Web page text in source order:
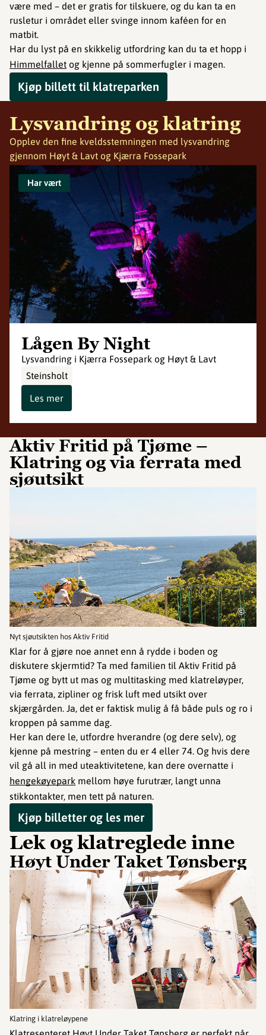
være med – det er gratis for tilskuere, og du kan ta en
rusletur i området eller svinge innom kaféen for en
matbit.
Har du lyst på en skikkelig utfordring kan du ta et hopp i
Himmelfallet og kjenne på sommerfugler i magen.
Kjøp billett til klatreparken
Lysvandring og klatring
Opplev den fine kveldsstemningen med lysvandring
gjennom Høyt & Lavt og Kjærra Fossepark
Har vært
Lågen By Night
Lysvandring i Kjærra Fossepark og Høyt & Lavt
Steinsholt
Les mer
Aktiv Fritid på Tjøme –
Klatring og via ferrata med
sjøutsikt
©
Nyt sjøutsikten hos Aktiv Fritid
Klar for å gjøre noe annet enn å rydde i boden og
diskutere skjermtid? Ta med familien til Aktiv Fritid på
Tjøme og bytt ut mas og multitasking med klatreløyper,
via ferrata, zipliner og frisk luft med utsikt over
skjærgården. Ja, det er faktisk mulig å få både puls og ro i
kroppen på samme dag.
Her kan dere le, utfordre hverandre (og dere selv), og
kjenne på mestring – enten du er 4 eller 74. Og hvis dere
vil gå all in med uteaktivitetene, kan dere overnatte i
hengekøyepark mellom høye furutrær, langt unna
stikkontakter, men tett på naturen.
Kjøp billetter og les mer
Lek og klatreglede inne
Høyt Under Taket Tønsberg
©
Klatring i klatreløypene